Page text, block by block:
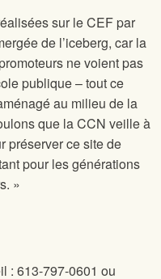
sur le CEF par
de l’iceberg, car la
ne voient pas
publique – tout ce
au milieu de la
que la CCN veille à
préserver ce site de
pour les générations
»
: 613-797-0601 ou